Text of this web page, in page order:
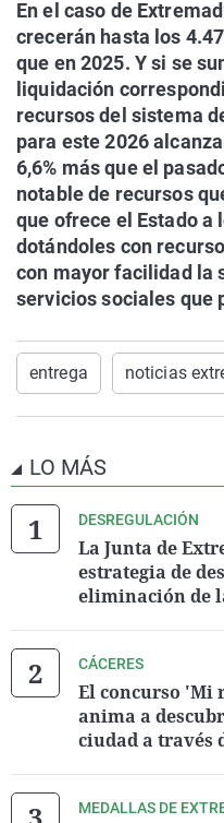
En el caso de
crecerán hasta los
que en 2025. Y si se
liquidación
recursos del sistema
para este 2026
6,6% más que el
notable de recursos
que ofrece el Estado a
dotándoles con
con mayor facilidad la
servicios sociales que
entrega noticias
LO MÁS
DESREGULACIÓN
La Junta de
estrategia de
eliminación de
CÁCERES
El concurso 'Mi
anima a
ciudad a través
MEDALLAS DE